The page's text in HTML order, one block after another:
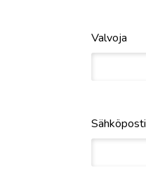
Valvoja
Sähköposti